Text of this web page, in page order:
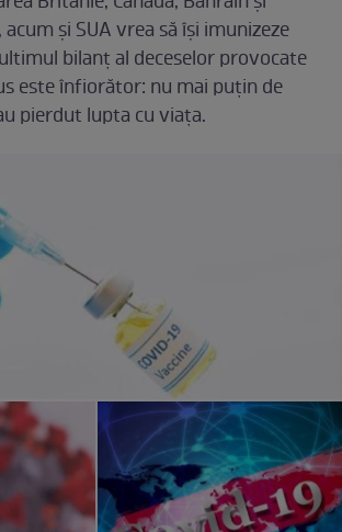
și SUA vrea să își imunizeze
bilanț al deceselor provocate
este înfiorător: nu mai puțin de
pierdut lupta cu viața.